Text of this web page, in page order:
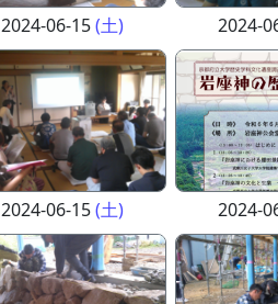
2024-06-15(土) 2024-
2024-06-15(土) 2024-